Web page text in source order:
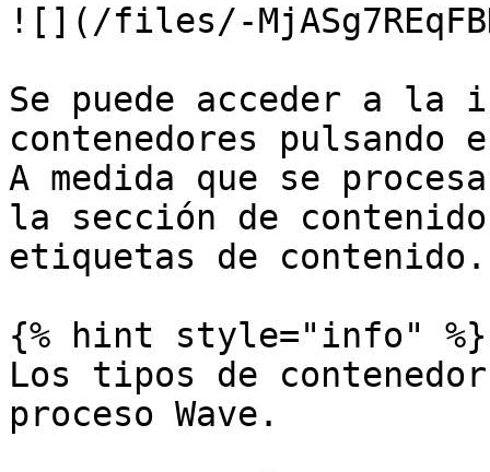
![](/files/-
Se puede acceder a la
contenedores pulsando
A medida que se
la sección de
etiquetas de contenido.
{% hint style="info" %}
Los tipos de
proceso Wave.